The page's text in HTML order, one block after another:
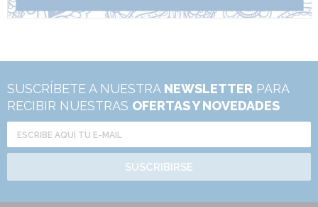
SUSCRÍBETE A NUESTRA NEWSLETTER PARA
RECIBIR NUESTRAS OFERTAS Y NOVEDADES
SUSCRIBIRSE